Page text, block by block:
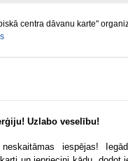
centra dāvanu karte"
Uzlabo veselību!
iespējas!